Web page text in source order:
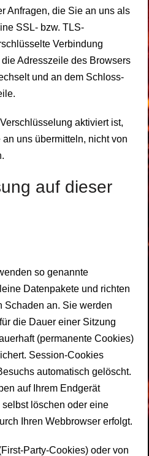
Anfragen, die Sie an uns als
SSL- bzw. TLS-
Verbindung
Adresszeile des Browsers
und an dem Schloss-
aktiviert ist,
uns übermitteln, nicht von
auf dieser
so genannte
Datenpakete und richten
Schaden an. Sie werden
die Dauer einer Sitzung
(permanente Cookies)
Session-Cookies
automatisch gelöscht.
auf Ihrem Endgerät
löschen oder eine
Ihren Webbrowser erfolgt.
Party-Cookies) oder von